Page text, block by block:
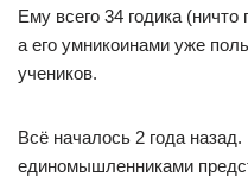
Ему всего 34 годика
а его умникоинами уже
учеников.
Всё началось 2 года
единомышленниками